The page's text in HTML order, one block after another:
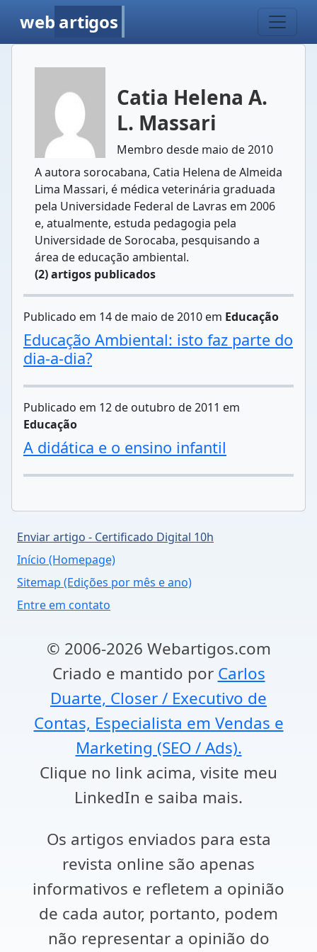
web artigos
Catia Helena A.
L. Massari
Membro desde maio de 2010
A autora sorocabana, Catia Helena de Almeida
Lima Massari, é médica veterinária graduada
pela Universidade Federal de Lavras em 2006
e, atualmente, estuda pedagogia pela
Universidade de Sorocaba, pesquisando a
área de educação ambiental.
(2) artigos publicados
Publicado em 14 de maio de 2010 em Educação
Educação Ambiental: isto faz parte do
dia-a-dia?
Publicado em 12 de outubro de 2011 em
Educação
A didática e o ensino infantil
Enviar artigo - Certificado Digital 10h
Início (Homepage)
Sitemap (Edições por mês e ano)
Entre em contato
© 2006-2026 Webartigos.com
Criado e mantido por Carlos
Duarte, Closer / Executivo de
Contas, Especialista em Vendas e
Marketing (SEO / Ads).
Clique no link acima, visite meu
LinkedIn e saiba mais.
Os artigos enviados para esta
revista online são apenas
informativos e refletem a opinião
de cada autor, portanto, podem
não representar a opinião do